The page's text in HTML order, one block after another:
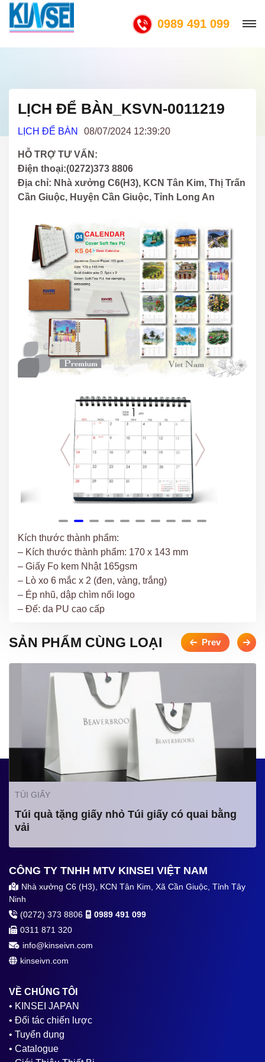
0989 491 099
LỊCH ĐỂ BÀN_KSVN-0011219
LỊCH ĐỂ BÀN 08/07/2024 12:39:20
HỖ TRỢ TƯ VẤN:
Điện thoại:(0272)373 8806
Địa chỉ: Nhà xưởng C6(H3), KCN Tân Kim, Thị Trấn
Cần Giuộc, Huyện Cần Giuộc, Tỉnh Long An
Kích thước thành phẩm:
– Kích thước thành phẩm: 170 x 143 mm
– Giấy Fo kem Nhật 165gsm
– Lò xo 6 mắc x 2 (đen, vàng, trắng)
– Ép nhũ, dập chìm nổi logo
– Đế: da PU cao cấp
SẢN PHẨM CÙNG LOẠI
TÚI GIẤY
Túi quà tặng giấy nhỏ Túi giấy có quai bằng
vải
CÔNG TY TNHH MTV KINSEI VIỆT NAM
Nhà xưởng C6 (H3), KCN Tân Kim, Xã Cần Giuộc, Tỉnh Tây
Ninh
(0272) 373 8806
0989 491 099
0311 871 320
info@kinseivn.com
kinseivn.com
VỀ CHÚNG TÔI
• KINSEI JAPAN
• Đối tác chiến lược
• Tuyển dụng
• Catalogue